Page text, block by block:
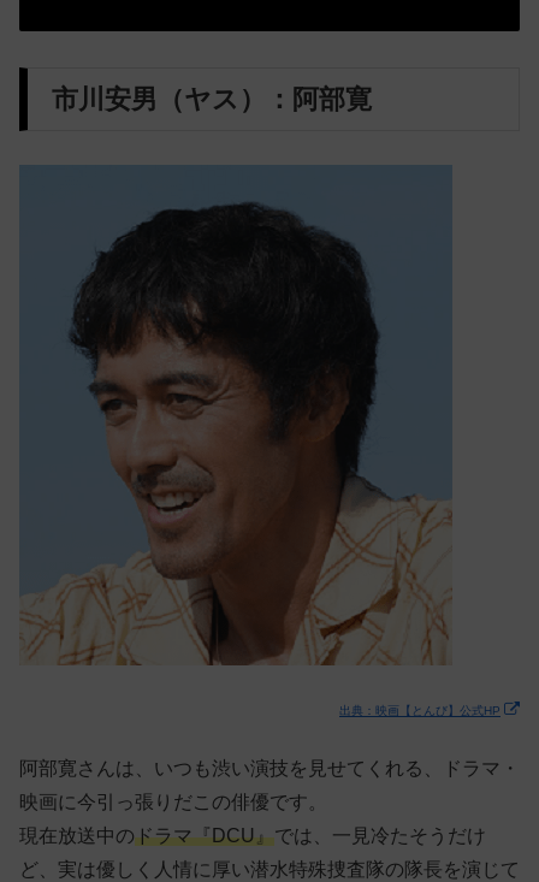
市川安男（ヤス）：阿部寛
出典：映画【とんび】公式HP
阿部寛さんは、いつも渋い演技を見せてくれる、ドラマ・
映画に今引っ張りだこの俳優です。
現在放送中のドラマ『DCU』では、一見冷たそうだけ
ど、実は優しく人情に厚い潜水特殊捜査隊の隊長を演じて